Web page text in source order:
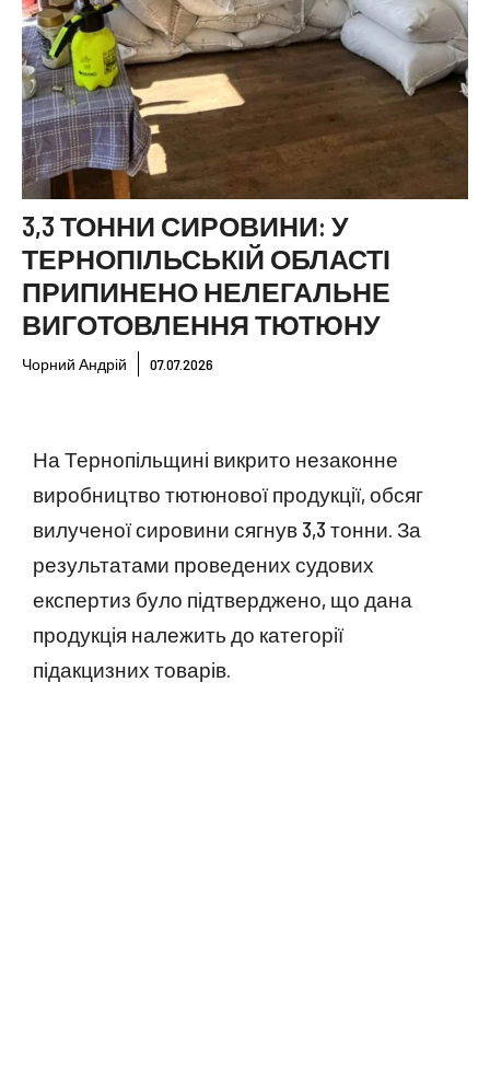
3,3 ТОННИ СИРОВИНИ: У
ТЕРНОПІЛЬСЬКІЙ ОБЛАСТІ
ПРИПИНЕНО НЕЛЕГАЛЬНЕ
ВИГОТОВЛЕННЯ ТЮТЮНУ
Чорний Андрій 07.07.2026
На Тернопільщині викрито незаконне
виробництво тютюнової продукції, обсяг
вилученої сировини сягнув 3,3 тонни. За
результатами проведених судових
експертиз було підтверджено, що дана
продукція належить до категорії
підакцизних товарів.